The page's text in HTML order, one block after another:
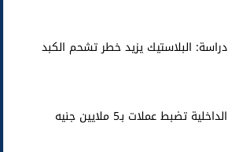
دراسة: البلاستيك يزيد خطر تشحم الكبد
الداخلية تضبط عملات بـ5 ملايين جنيه